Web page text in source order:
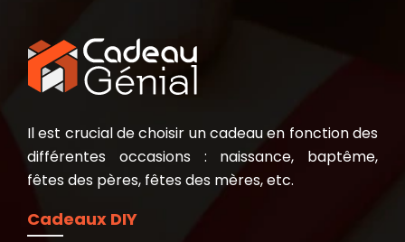
Il est crucial de choisir un cadeau en fonction des
différentes occasions : naissance, baptême,
fêtes des pères, fêtes des mères, etc.
Cadeaux DIY